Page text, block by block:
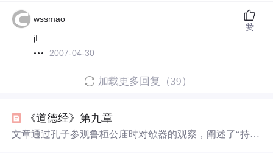
wssmao
jf
2007-04-30
赞
加载更多回复（39）
《道德经》第九章
文章通过孔子参观鲁桓公庙时对欹器的观察，阐述了“持而